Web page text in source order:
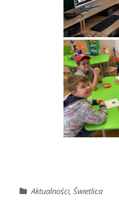
Aktualności,Świetlica